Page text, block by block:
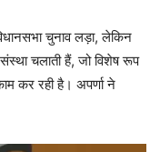
चुनाव लड़ा, लेकिन
चलाती हैं, जो विशेष रूप
कर रही है। अपर्णा ने